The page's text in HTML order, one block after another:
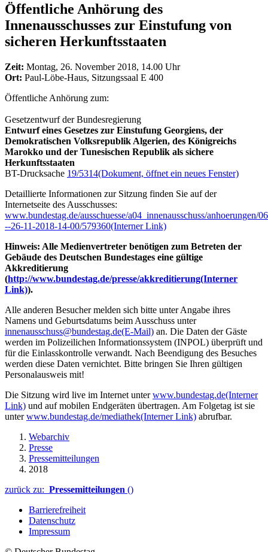
Öffentliche Anhörung des
Innenausschusses zur Einstufung von
sicheren Herkunftsstaaten
Zeit: Montag, 26. November 2018, 14.00 Uhr
Ort: Paul-Löbe-Haus, Sitzungssaal E 400
Öffentliche Anhörung zum:
Gesetzentwurf der Bundesregierung
Entwurf eines Gesetzes zur Einstufung Georgiens, der
Demokratischen Volksrepublik Algerien, des Königreichs
Marokko und der Tunesischen Republik als sichere
Herkunftsstaaten
BT-Drucksache 19/5314(Dokument, öffnet ein neues Fenster)
Detaillierte Informationen zur Sitzung finden Sie auf der
Internetseite des Ausschusses:
www.bundestag.de/ausschuesse/a04_innenausschuss/anhoerungen/
--26-11-2018-14-00/579360(Interner Link)
Hinweis: Alle Medienvertreter benötigen zum Betreten der
Gebäude des Deutschen Bundestages eine gültige
Akkreditierung
(http://www.bundestag.de/presse/akkreditierung(Interner
Link)).
Alle anderen Besucher melden sich bitte unter Angabe ihres
Namens und Geburtsdatums beim Ausschuss unter
innenausschuss@bundestag.de(E-Mail) an. Die Daten der Gäste
werden im Polizeilichen Informationssystem (INPOL) überprüft und
für die Einlasskontrolle verwandt. Nach Beendigung des Besuches
werden diese Daten vernichtet. Bitte bringen Sie Ihren gültigen
Personalausweis mit!
Die Sitzung wird live im Internet unterwww.bundestag.de(Interner
Link) und auf mobilen Endgeräten übertragen. Am Folgetag ist sie
unterwww.bundestag.de/mediathek(Interner Link) abrufbar.
Webarchiv
Presse
Pressemitteilungen
2018
zurück zu: Pressemitteilungen ()
Barrierefreiheit
Datenschutz
Impressum